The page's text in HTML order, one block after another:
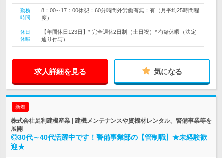
勤務
時間
8：00～17：00休憩：60分時間外労働有無：有（月平均25時間程
度）
休日
休暇
【年間休日123日】* 完全週休2日制（土日祝）* 有給休暇（法定
通り付与）
求人詳細を見る 気になる
新着
株式会社足利建機産業 | 建機メンテナンスや資機材レンタル、警備事業等を
展開
◎30代～40代活躍中です！警備事業部の【管制職】★未経験歓
迎★